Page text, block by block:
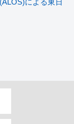
による東日